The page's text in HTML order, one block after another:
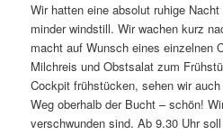
Wir hatten eine absolut ruhige
minder windstill. Wir wachen kurz
macht auf Wunsch eines einzelnen
Milchreis und Obstsalat zum
Cockpit frühstücken, sehen wir
Weg oberhalb der Bucht – schön!
verschwunden sind. Ab 9.30 Uhr